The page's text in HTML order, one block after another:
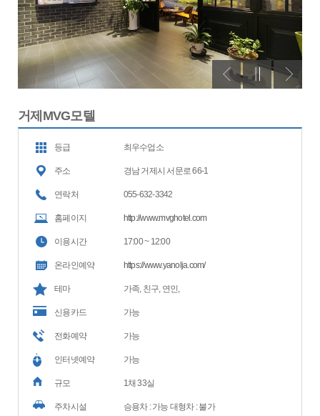
거제MVG모텔
등급 최우수업소
주소 경남 거제시 서문로 66-1
연락처 055-632-3342
홈페이지 http://www.mvghotel.com
이용시간 17:00 ~ 12:00
온라인예약 https://www.yanolja.com/
테마 가족, 친구, 연인,
신용카드 가능
전화예약 가능
인터넷예약 가능
규모 1채 33실
주차시설 승용차 : 가능 대형차 : 불가